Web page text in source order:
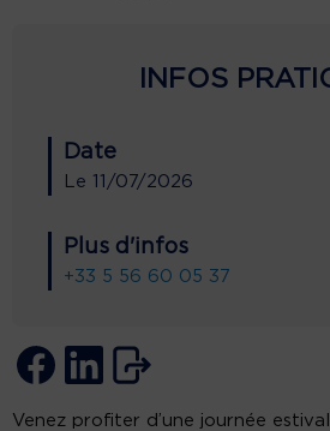
INFOS
Date
Le 11/07/2026
Plus d'infos
+33 5 56 60 05 37
Venez profiter d’une journée